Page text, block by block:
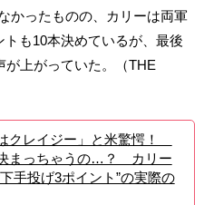
かったものの、カリーは両軍
も10本決めているが、最後
が上がっていた。（THE
クレイジー」と米驚愕！
まっちゃうの…？ カリー
手投げ3ポイント”の実際の